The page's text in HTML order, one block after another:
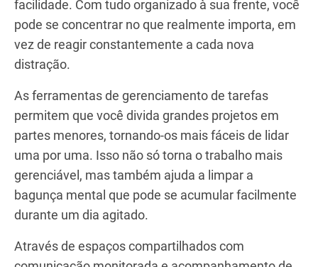
facilidade. Com tudo organizado à sua frente, você
pode se concentrar no que realmente importa, em
vez de reagir constantemente a cada nova
distração.
As ferramentas de gerenciamento de tarefas
permitem que você divida grandes projetos em
partes menores, tornando-os mais fáceis de lidar
uma por uma. Isso não só torna o trabalho mais
gerenciável, mas também ajuda a limpar a
bagunça mental que pode se acumular facilmente
durante um dia agitado.
Através de espaços compartilhados com